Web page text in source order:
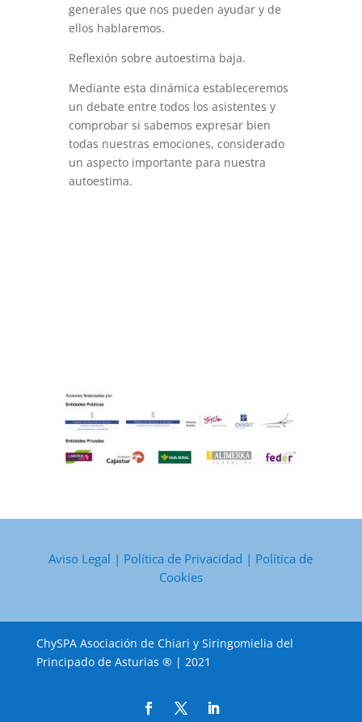
generales que nos pueden ayudar y de
ellos hablaremos.
Reflexión sobre autoestima baja.
Mediante esta dinámica estableceremos
un debate entre todos los asistentes y
comprobar si sabemos expresar bien
todas nuestras emociones, considerado
un aspecto importante para nuestra
autoestima.
Aviso Legal | Política de Privacidad | Política de
Cookies
ChySPA Asociación de Chiari y Siringomielia del
Principado de Asturias ® | 2021